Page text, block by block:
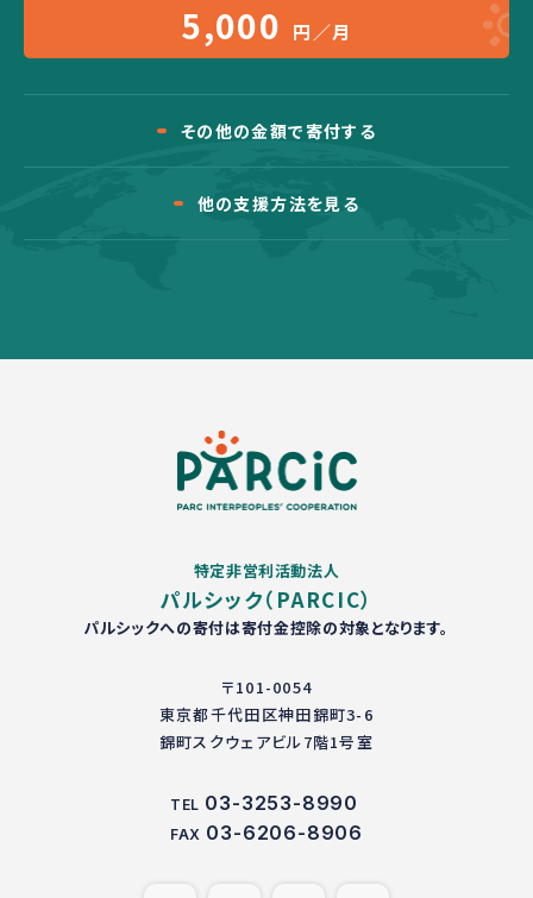
5,000 円／月
その他の金額で寄付する
他の支援方法を見る
特定非営利活動法人
パルシック（PARCIC）
パルシックへの寄付は寄付金控除の対象となります。
〒101-0054
東京都千代田区神田錦町3-6
錦町スクウェアビル7階1号室
TEL 03-3253-8990
FAX 03-6206-8906